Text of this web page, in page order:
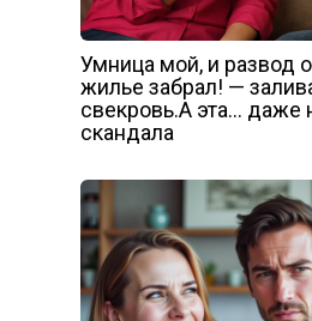
Умница мой, и развод
жилье забрал! —
свекровь.А эта… даже
скандала